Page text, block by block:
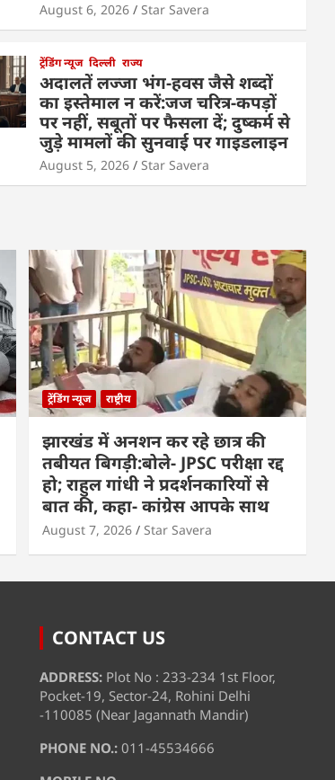
August 6, 2026 Star Savera
ट्रेंडिंग न्यूज दिल्ली राज्य
अदालतें लज्जा भंग-हवस जैसे शब्दों
का इस्तेमाल न करें:जज चरित्र-कपड़ों
पर नहीं, सबूतों पर फैसला दें; दुष्कर्म से
जुड़े मामलों की सुनवाई पर गाइडलाइन
August 5, 2026 Star Savera
ट्रेंडिंग न्यूज राष्ट्रीय
झारखंड में अनशन कर रहे छात्र की
तबीयत बिगड़ी:बोले- JPSC परीक्षा रद्द
हो; राहुल गांधी ने प्रदर्शनकारियों से
बात की, कहा- कांग्रेस आपके साथ
August 7, 2026 Star Savera
CONTACT US
ADDRESS: Plot No : 233-234 1st Floor,
Pocket-19, Sector-24, Rohini Delhi
-110085 (Near Jagannath Mandir)
PHONE NO.: 011-45534666